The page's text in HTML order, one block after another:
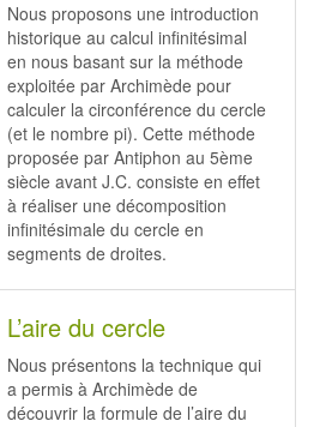
Nous proposons une introduction
historique au calcul infinitésimal
en nous basant sur la méthode
exploitée par Archimède pour
calculer la circonférence du cercle
(et le nombre pi). Cette méthode
proposée par Antiphon au 5ème
siècle avant J.C. consiste en effet
à réaliser une décomposition
infinitésimale du cercle en
segments de droites.
L’aire du cercle
Nous présentons la technique qui
a permis à Archimède de
découvrir la formule de l’aire du